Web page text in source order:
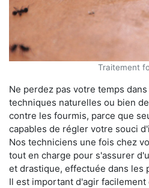
Traitement
Ne perdez pas votre temps
techniques naturelles ou bien
contre les fourmis, parce que
capables de régler votre souci
Nos techniciens une fois chez
tout en charge pour s'assurer
et drastique, effectuée dans les
Il est important d'agir